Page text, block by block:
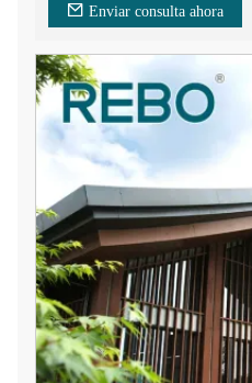
Enviar consulta ahora